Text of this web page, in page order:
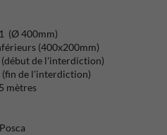
(Ø 400mm)
(400x200mm)
(début de l'interdiction)
(fin de l'interdiction)
mètres